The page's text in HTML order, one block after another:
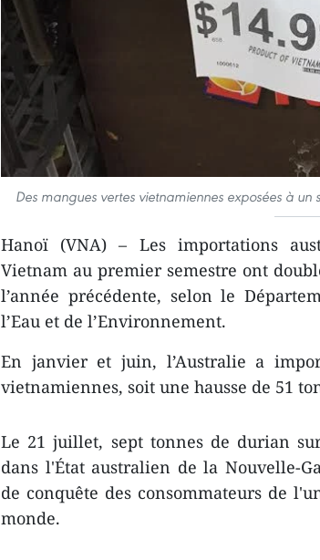
Des mangues vertes vietnamiennes exposées à
Hanoï (VNA) – Les importations
Vietnam au premier semestre ont
l’année précédente, selon le
l’Eau et de l’Environnement.
En janvier et juin, l’Australie a
vietnamiennes, soit une hausse de 51
Le 21 juillet, sept tonnes de durian
dans l'État australien de la Nouvelle-
de conquête des consommateurs de
monde.